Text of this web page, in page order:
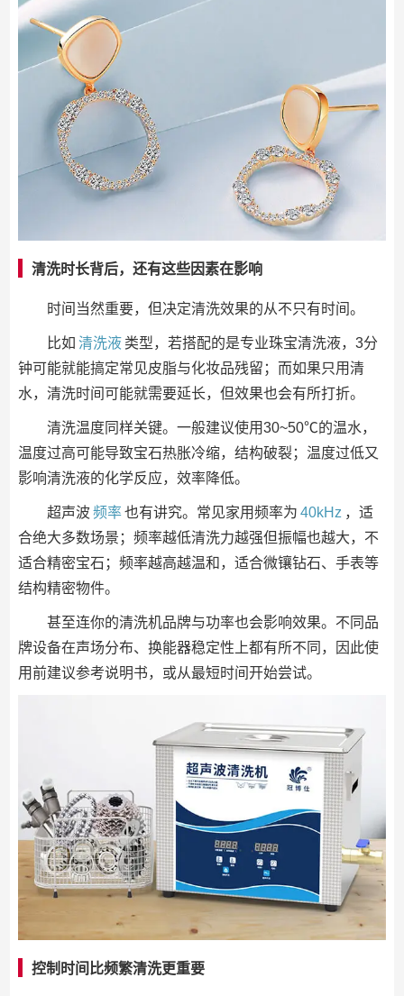
清洗时长背后，还有这些因素在影响
时间当然重要，但决定清洗效果的从不只有时间。
比如 清洗液 类型，若搭配的是专业珠宝清洗液，3分
钟可能就能搞定常见皮脂与化妆品残留；而如果只用清
水，清洗时间可能就需要延长，但效果也会有所打折。
清洗温度同样关键。一般建议使用30~50℃的温水，
温度过高可能导致宝石热胀冷缩，结构破裂；温度过低又
影响清洗液的化学反应，效率降低。
超声波频率也有讲究。常见家用频率为 40kHz ，适
合绝大多数场景；频率越低清洗力越强但振幅也越大，不
适合精密宝石；频率越高越温和，适合微镶钻石、手表等
结构精密物件。
甚至连你的清洗机品牌与功率也会影响效果。不同品
牌设备在声场分布、换能器稳定性上都有所不同，因此使
用前建议参考说明书，或从最短时间开始尝试。
控制时间比频繁清洗更重要